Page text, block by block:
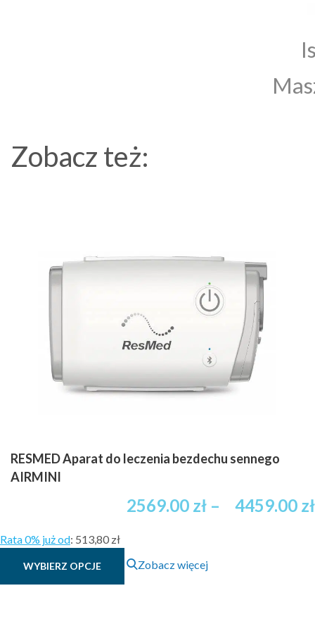
Zobacz też:
RESMED Aparat do leczenia bezdechu sennego
AIRMINI
2569.00 zł – 4459.00 zł
Rata 0% już od: 513,80 zł
WYBIERZ OPCJE
Ten
produkt
Zobacz więcej